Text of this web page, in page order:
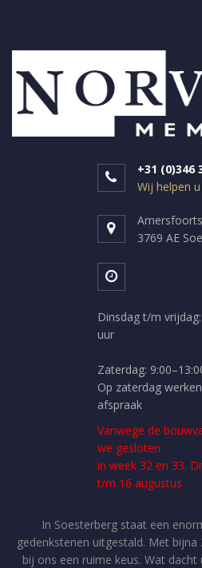
+31 (0)346
Wij helpen
3769 AE
Dinsdag t/m
uur
Zaterdag:
Op zaterdag
afspraak
Vanwege de
we gesloten
in week 32 en 33.
t/m 16 augustus
In Soesterberg staat een
gedenkstenen uitgestald. Met
bij ons een ruime keus. Wat dacht